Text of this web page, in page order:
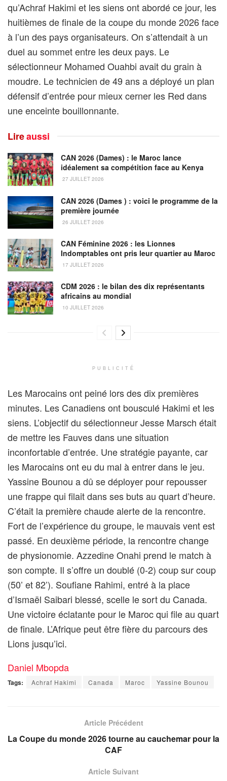
qu’Achraf Hakimi et les siens ont abordé ce jour, les
huitièmes de finale de la coupe du monde 2026 face
à l’un des pays organisateurs. On s’attendait à un
duel au sommet entre les deux pays. Le
sélectionneur Mohamed Ouahbi avait du grain à
moudre. Le technicien de 49 ans a déployé un plan
défensif d’entrée pour mieux cerner les Red dans
une enceinte bouillonnante.
Lireaussi
CAN 2026 (Dames) : le Maroc lance
idéalement sa compétition face au Kenya
27 JUILLET 2026
CAN 2026 (Dames ) : voici le programme de la
première journée
26 JUILLET 2026
CAN Féminine 2026 : les Lionnes
Indomptables ont pris leur quartier au Maroc
17 JUILLET 2026
CDM 2026 : le bilan des dix représentants
africains au mondial
10 JUILLET 2026
PUBLICITÉ
Les Marocains ont peiné lors des dix premières
minutes. Les Canadiens ont bousculé Hakimi et les
siens. L’objectif du sélectionneur Jesse Marsch était
de mettre les Fauves dans une situation
inconfortable d’entrée. Une stratégie payante, car
les Marocains ont eu du mal à entrer dans le jeu.
Yassine Bounou a dû se déployer pour repousser
une frappe qui filait dans ses buts au quart d’heure.
C’était la première chaude alerte de la rencontre.
Fort de l’expérience du groupe, le mauvais vent est
passé. En deuxième période, la rencontre change
de physionomie. Azzedine Onahi prend le match à
son compte. Il s’offre un doublé (0-2) coup sur coup
(50’ et 82’). Soufiane Rahimi, entré à la place
d’Ismaël Saibari blessé, scelle le sort du Canada.
Une victoire éclatante pour le Maroc qui file au quart
de finale. L’Afrique peut être fière du parcours des
Lions jusqu’ici.
Daniel Mbopda
Tags: Achraf Hakimi Canada Maroc Yassine Bounou
Article Précédent
La Coupe du monde 2026 tourne au cauchemar pour la
CAF
Article Suivant